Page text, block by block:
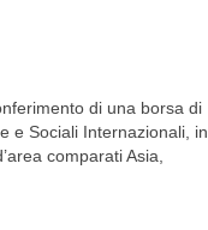
di una borsa di
e Sociali Internazionali, in
comparati Asia,